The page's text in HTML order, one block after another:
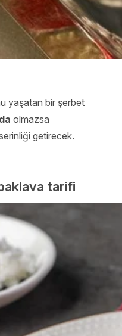
yaşatan bir şerbet
olmazsa
getirecek.
tarifi